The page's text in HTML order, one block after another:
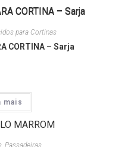
para Cortinas
CORTINA – Sarja
mais
, Passadeiras